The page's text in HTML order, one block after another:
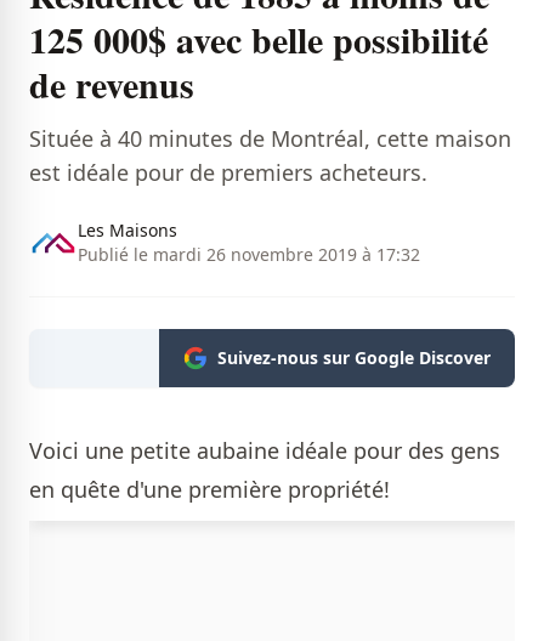
125 000$ avec belle possibilité
de revenus
Située à 40 minutes de Montréal, cette maison
est idéale pour de premiers acheteurs.
Les Maisons
Publié le mardi 26 novembre 2019 à 17:32
Suivez-nous sur Google Discover
Voici une petite aubaine idéale pour des gens
en quête d'une première propriété!